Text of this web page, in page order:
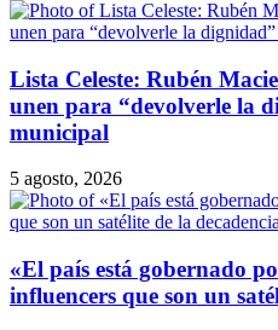
Lista Celeste: Rubén
unen para “devolverle la
municipal
5 agosto, 2026
​«El país está gobernado
influencers que son un